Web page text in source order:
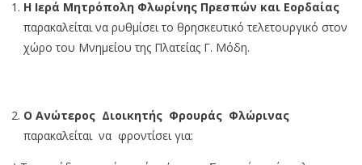
Η Ιερά Μητρόπολη Φλωρίνης Πρεσπών και Εορδαίας
παρακαλείται να ρυθμίσει το θρησκευτικό τελετουργικό στον
χώρο του Μνημείου της Πλατείας Γ. Μόδη.
Ο Ανώτερος Διοικητής Φρουράς Φλώρινας
παρακαλείται να φροντίσει για: